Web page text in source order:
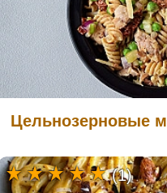
Цельнозерновые
(1)